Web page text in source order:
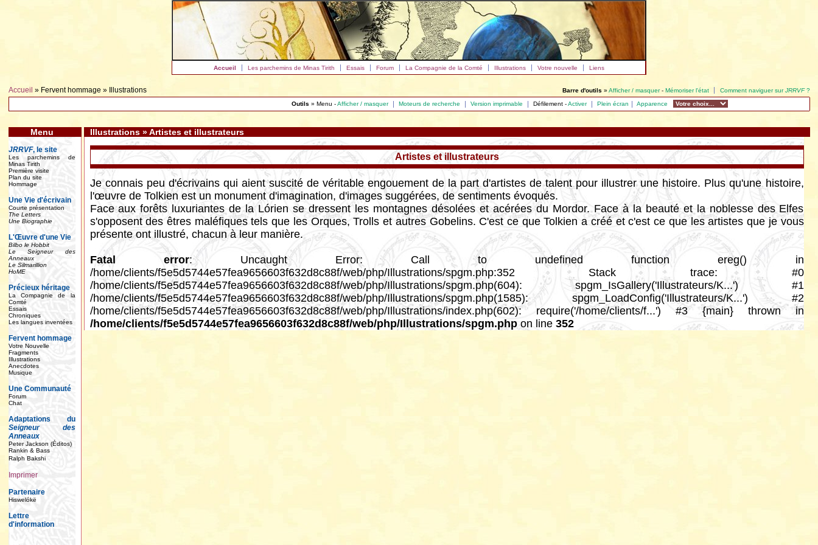
Accueil Les parchemins de Minas Tirith Essais Forum La Compagnie de la Comté Illustrations Votre nouvelle Liens
Accueil » Fervent hommage » Illustrations Barre d'outils» Afficher / masquer - Mémoriser l'état Comment naviguer surJRRVF?
Outils » Menu -Afficher / masquer Moteurs de recherche Version imprimable Défilement -Activer Plein écran Apparence
Menu
JRRVF, le site
Les parchemins de
Minas Tirith
Première visite
Plan du site
Hommage
Une Vie d'écrivain
Courte présentation
The Letters
Une Biographie
L'Œuvre d'une Vie
Bilbo le Hobbit
Le Seigneur des
Anneaux
Le Silmarillion
HoME
Précieux héritage
La Compagnie de la
Comté
Essais
Chroniques
Les langues inventées
Fervent hommage
Votre Nouvelle
Fragments
Illustrations
Anecdotes
Musique
Une Communauté
Forum
Chat
Adaptations du
Seigneur des
Anneaux
Peter Jackson (Éditos)
Rankin & Bass
Ralph Bakshi
Imprimer
Partenaire
Hiswelókë
Lettre
d'information
Illustrations » Artistes et illustrateurs
Artistes et illustrateurs
Je connais peu d'écrivains qui aient suscité de véritable engouement de la part d'artistes de talent pour illustrer une histoire. Plus qu'une histoire,
l'œuvre de Tolkien est un monument d'imagination, d'images suggérées, de sentiments évoqués.
Face aux forêts luxuriantes de la Lórien se dressent les montagnes désolées et acérées du Mordor. Face à la beauté et la noblesse des Elfes
s'opposent des êtres maléfiques tels que les Orques, Trolls et autres Gobelins. C'est ce que Tolkien a créé et c'est ce que les artistes que je vous
présente ont illustré, chacun à leur manière.
Fatal error: Uncaught Error: Call to undefined function ereg() in
/home/clients/f5e5d5744e57fea9656603f632d8c88f/web/php/Illustrations/spgm.php:352 Stack trace: #0
/home/clients/f5e5d5744e57fea9656603f632d8c88f/web/php/Illustrations/spgm.php(604): spgm_IsGallery('Illustrateurs/K...') #1
/home/clients/f5e5d5744e57fea9656603f632d8c88f/web/php/Illustrations/spgm.php(1585): spgm_LoadConfig('Illustrateurs/K...') #2
/home/clients/f5e5d5744e57fea9656603f632d8c88f/web/php/Illustrations/index.php(602): require('/home/clients/f...') #3 {main} thrown in
/home/clients/f5e5d5744e57fea9656603f632d8c88f/web/php/Illustrations/spgm.phpon line 352